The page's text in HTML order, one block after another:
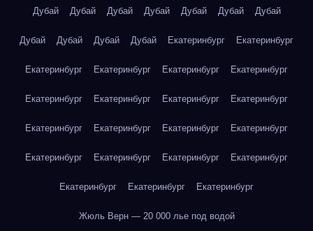
Дубай Дубай Дубай Дубай Дубай Дубай Дубай
Дубай Дубай Дубай Дубай Екатеринбург Екатеринбург
Екатеринбург Екатеринбург Екатеринбург Екатеринбург
Екатеринбург Екатеринбург Екатеринбург Екатеринбург
Екатеринбург Екатеринбург Екатеринбург Екатеринбург
Екатеринбург Екатеринбург Екатеринбург Екатеринбург
Екатеринбург Екатеринбург Екатеринбург
Жюль Верн — 20 000 лье под водой